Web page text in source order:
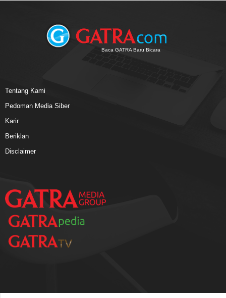
Baca GATRA Baru Bicara
Tentang Kami
Pedoman Media Siber
Karir
Beriklan
Disclaimer